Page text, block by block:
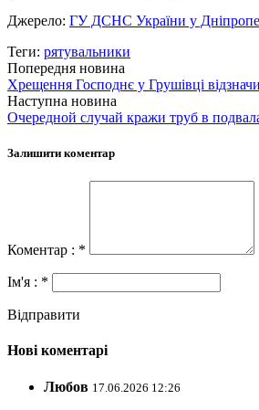
Джерело: ГУ ДСНС України у
Теги: рятувальники
Попередня новина
Хрещення Господнє у Грушівці
Наступна новина
Очередной случай кражи труб в
Залишити коментар
Коментар : *
Ім'я : *
Відправити
Нові коментарі
Любов 17.06.2026 12:26